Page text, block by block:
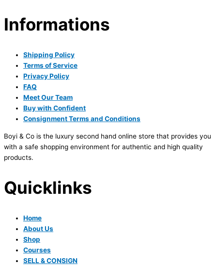
Informations
Shipping Policy
Terms of Service
Privacy Policy
FAQ
Meet Our Team
Buy with Confident
Consignment Terms and Conditions
Boyi & Co is the luxury second hand online store that provides you
with a safe shopping environment for authentic and high quality
products.
Quicklinks
Home
About Us
Shop
Courses
SELL & CONSIGN